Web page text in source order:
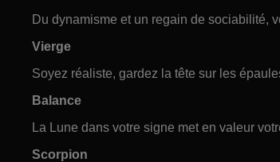
Du dynamisme et un regain de sociabilité,
Vierge
Soyez réaliste, gardez la tête sur les
Balance
La Lune dans votre signe met en valeur
Scorpion